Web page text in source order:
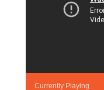
Currently Playing